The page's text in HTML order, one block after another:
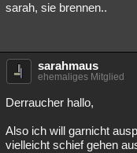
sarah, sie brennen..
sarahmaus
ehemaliges Mitglied
Derraucher hallo,
Also ich will garnicht
vielleicht schief gehen